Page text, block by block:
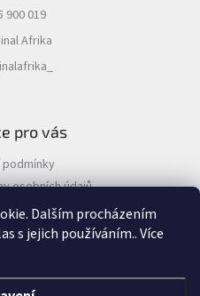
Dalším procházením
s jejich používáním.. Více
900 019
Afrika
pro vás
osobních údajů